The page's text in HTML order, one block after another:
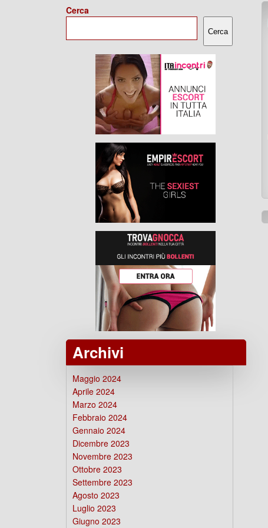
Cerca
Cerca
Archivi
Maggio 2024
Aprile 2024
Marzo 2024
Febbraio 2024
Gennaio 2024
Dicembre 2023
Novembre 2023
Ottobre 2023
Settembre 2023
Agosto 2023
Luglio 2023
Giugno 2023